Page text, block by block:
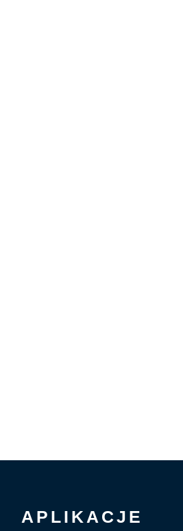
APLIKACJE